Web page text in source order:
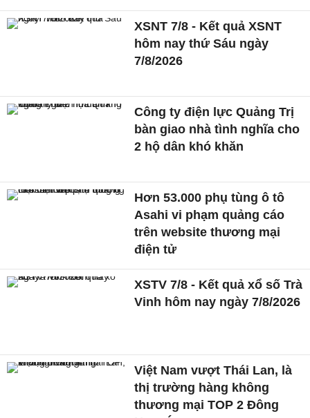
XSNT 7/8 - Kết quả XSNT
hôm nay thứ Sáu ngày
7/8/2026
Công ty điện lực Quảng Trị
bàn giao nhà tình nghĩa cho
2 hộ dân khó khăn
Hơn 53.000 phụ tùng ô tô
Asahi vi phạm quảng cáo
trên website thương mại
điện tử
XSTV 7/8 - Kết quả xổ số Trà
Vinh hôm nay ngày 7/8/2026
Việt Nam vượt Thái Lan, là
thị trường hàng không
thương mại TOP 2 Đông